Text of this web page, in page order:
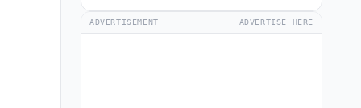
ADVERTISEMENT ADVERTISE HERE